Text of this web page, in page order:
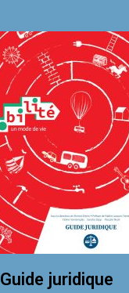
Guide juridique